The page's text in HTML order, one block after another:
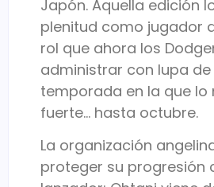
Japón. Aquella edición
plenitud como jugador
rol que ahora los
administrar con lupa
temporada en la que lo
fuerte… hasta octubre.
La organización
proteger su progresión